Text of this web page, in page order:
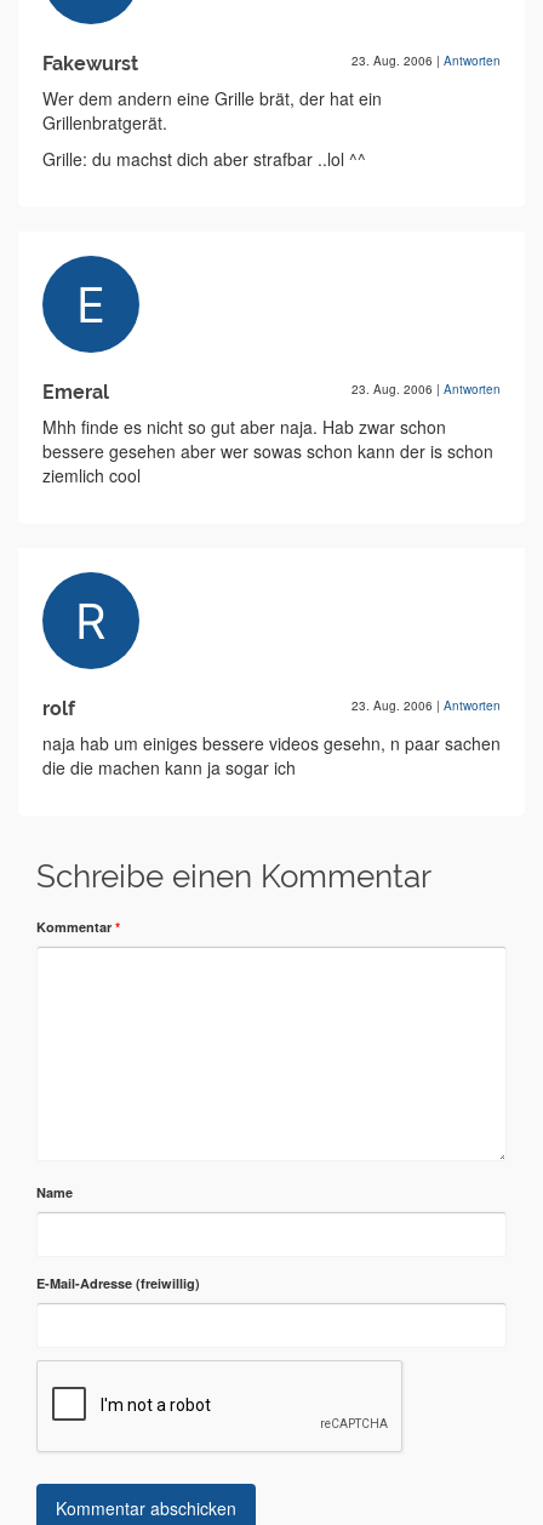
Fakewurst 23. Aug. 2006 | Antworten
Wer dem andern eine Grille brät, der hat ein
Grillenbratgerät.
Grille: du machst dich aber strafbar ..lol ^^
Emeral 23. Aug. 2006 | Antworten
Mhh finde es nicht so gut aber naja. Hab zwar schon
bessere gesehen aber wer sowas schon kann der is schon
ziemlich cool
rolf 23. Aug. 2006 | Antworten
naja hab um einiges bessere videos gesehn, n paar sachen
die die machen kann ja sogar ich
Schreibe einen Kommentar
Kommentar *
Name
E-Mail-Adresse